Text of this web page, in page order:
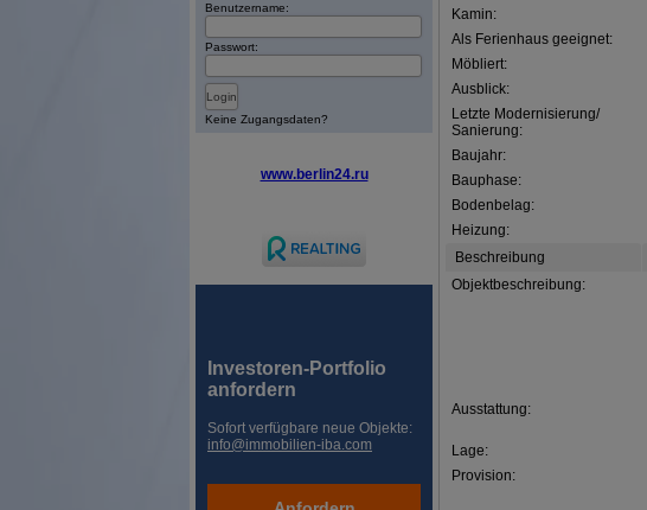
Benutzername:
Passwort:
Keine Zugangsdaten?
www.berlin24.ru
Investoren-Portfolio
anfordern
Sofort verfügbare neue Objekte:
info@immobilien-iba.com
Kamin:
Als Ferienhaus geeignet:
Möbliert:
Ausblick:
Letzte Modernisierung/
Sanierung:
Baujahr:
Bauphase:
Bodenbelag:
Heizung:
Beschreibung
Objektbeschreibung:
Ausstattung:
Lage:
Provision: